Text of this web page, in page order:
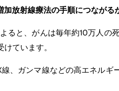
加放射線療法の手順につながる
ると、がんは毎年約10万人の
ています。
、ガンマ線などの高エネル